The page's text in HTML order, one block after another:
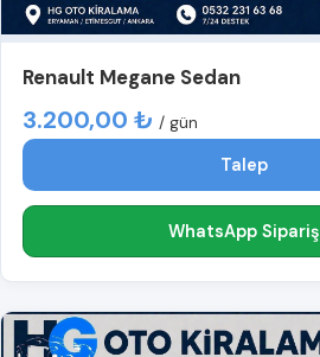
Renault Megane Sedan
3.200,00 ₺ / gün
Talep
WhatsApp Sipariş